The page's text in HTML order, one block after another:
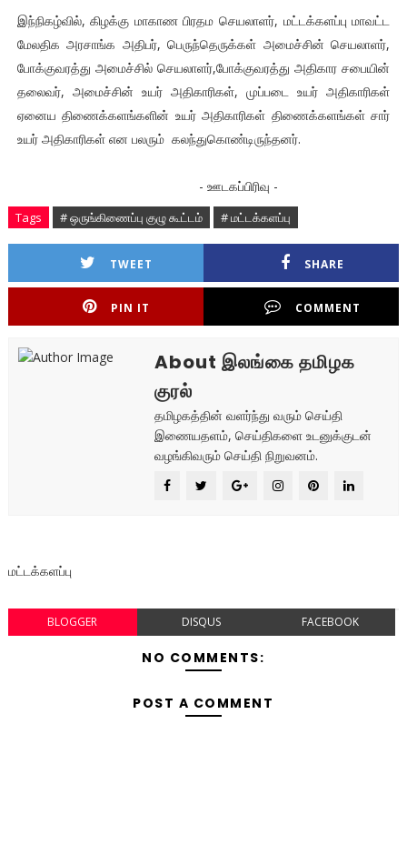
இந்நிகழ்வில், கிழக்கு மாகாண பிரதம செயலாளர், மட்டக்களப்பு மாவட்ட
மேலதிக அரசாங்க அதிபர், பெருந்தெருக்கள் அமைச்சின் செயலாளர்,
போக்குவரத்து அமைச்சில் செயலாளர்,போக்குவரத்து அதிகார சபையின்
தலைவர், அமைச்சின் உயர் அதிகாரிகள், முப்படை உயர் அதிகாரிகள்
ஏனைய திணைக்களங்களின் உயர் அதிகாரிகள் திணைக்களங்கள் சார்
உயர் அதிகாரிகள் என பலரும் கலந்துகொண்டிருந்தனர்.
- ஊடகப்பிரிவு -
Tags # ஒருங்கிணைப்பு குழு கூட்டம் # மட்டக்களப்பு
TWEET SHARE
PIN IT COMMENT
About இலங்கை தமிழக
குரல்
தமிழகத்தின் வளர்ந்து வரும் செய்தி
இணையதளம், செய்திகளை உடனுக்குடன்
வழங்கிவரும் செய்தி நிறுவனம்.
மட்டக்களப்பு
BLOGGER DISQUS FACEBOOK
NO COMMENTS:
POST A COMMENT